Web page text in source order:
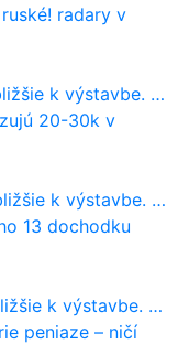
radary v
NDS urobila dôležitý krok
20-30k v
NDS urobila dôležitý krok
13 dochodku
NDS urobila dôležitý krok
peniaze – ničí